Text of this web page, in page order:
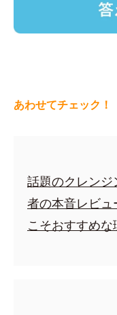
あわせてチェック！
話題のクレンジ
者の本音レビュ
こそおすすめな